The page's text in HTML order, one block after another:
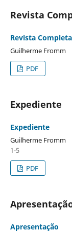
Revista
Revista Completa
Guilherme Fromm
PDF
Expediente
Expediente
Guilherme Fromm
1-5
PDF
Apresentação